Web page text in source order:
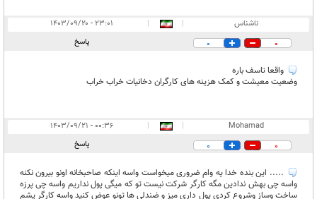
ناشناس |
|
۲۳:۰۱ - ۱۴۰۳/۰۹/۲۰
0
0 پاسخ
واقعا تاسف باره
وضعیت معیشت و کمک هزینه های کارگران دخانیات خراب خراب
Mohamad
|
|
۰۰:۳۶ - ۱۴۰۳/۰۹/۲۱
0
0 پاسخ
..... این بنده خدا یه وام ضروری میخواست واسه اینکه صاحبخانه اونو بیرون نکنه
واسه چی بهش ندادین مگه کارگر شرکت نیست تو که میگی پول نداریم واسه چی پرزه
ساخت وساز وشروع کردی پول داری میز و ضندلی ها تونو عوض کنید واسه کارگر پشم